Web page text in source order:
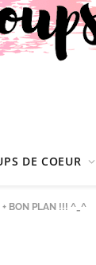
DE COEUR
BON PLAN !!! ^_^